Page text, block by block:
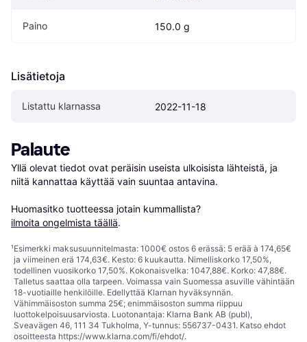
Paino 150.0 g
Lisätietoja
Listattu klarnassa 2022-11-18
Palaute
Yllä olevat tiedot ovat peräisin useista ulkoisista lähteistä, ja
niitä kannattaa käyttää vain suuntaa antavina.
Huomasitko tuotteessa jotain kummallista?
ilmoita ongelmista täällä.
¹Esimerkki maksusuunnitelmasta: 1000€ ostos 6 erässä: 5 erää à 174,65€
ja viimeinen erä 174,63€. Kesto: 6 kuukautta. Nimelliskorko 17,50%,
todellinen vuosikorko 17,50%. Kokonaisvelka: 1047,88€. Korko: 47,88€.
Talletus saattaa olla tarpeen. Voimassa vain Suomessa asuville vähintään
18-vuotiaille henkilöille. Edellyttää Klarnan hyväksynnän.
Vähimmäisoston summa 25€; enimmäisoston summa riippuu
luottokelpoisuusarviosta. Luotonantaja: Klarna Bank AB (publ),
Sveavägen 46, 111 34 Tukholma, Y-tunnus: 556737-0431. Katso ehdot
osoitteesta https://www.klarna.com/fi/ehdot/.